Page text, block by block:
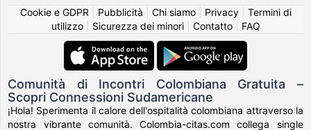
Cookie e GDPR
Pubblicità Chi siamo| Privacy| Termini di
utilizzo| Sicurezza dei minori| Contatto| FAQ
Comunità di Incontri Colombiana Gratuita –
Scopri Connessioni Sudamericane
¡Hola! Sperimenta il calore dell'ospitalità colombiana attraverso la
nostra vibrante comunità. Colombia-citas.com collega single